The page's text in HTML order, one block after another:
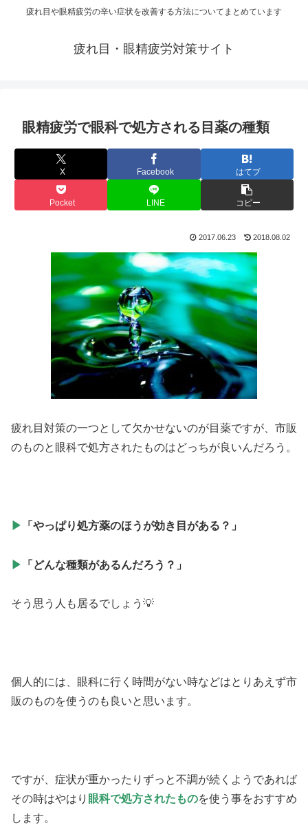
疲れ目や眼精疲労の辛い症状を改善する方法についてまとめています
疲れ目・眼精疲労対策サイト
眼精疲労で眼科で処方される目薬の種類
X Facebook はてブ
Pocket LINE コピー
2017.06.23 2018.08.02
疲れ目対策の一つとして欠かせないのが目薬ですが、市販
のものと眼科で処方されたものはどっちが良いんだろう。
▶ 「やっぱり処方薬のほうが効き目がある？」
▶ 「どんな種類があるんだろう？」
そう思う人も居るでしょう💡
個人的には、眼科に行く時間がない時などはとりあえず市
販のものを使うのも良いと思います。
ですが、症状が重かったりずっと不調が続くようであれば
その時はやはり 眼科で処方されたものを使う事をおすすめ
します。